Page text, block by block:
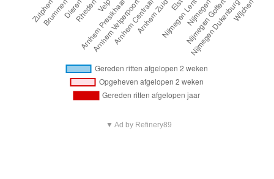
▼ Ad by Refinery89